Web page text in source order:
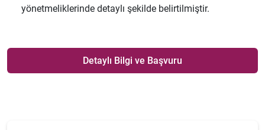
yönetmeliklerinde detaylı şekilde belirtilmiştir.
Detaylı Bilgi ve Başvuru